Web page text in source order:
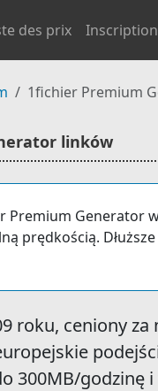
des prix Inscription
1fichier Premium
linków
Premium Generator
prędkością.
roku, ceniony
300MB/